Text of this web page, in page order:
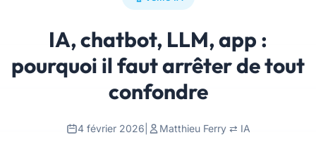
IA, chatbot, LLM, app :
pourquoi il faut arrêter de tout
confondre
4 février 2026 Matthieu Ferry ⇄ IA